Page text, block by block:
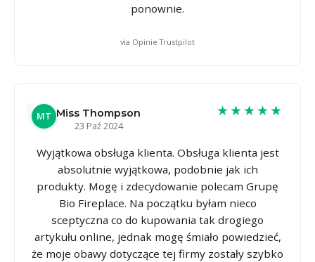
ponownie.
via Opinie Trustpilot
MT Miss Thompson
23 Paź 2024
★★★★★
Wyjątkowa obsługa klienta. Obsługa klienta jest
absolutnie wyjątkowa, podobnie jak ich
produkty. Mogę i zdecydowanie polecam Grupę
Bio Fireplace. Na początku byłam nieco
sceptyczna co do kupowania tak drogiego
artykułu online, jednak mogę śmiało powiedzieć,
że moje obawy dotyczące tej firmy zostały szybko